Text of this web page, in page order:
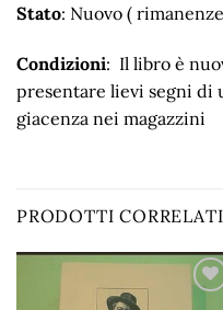
Stato: Nuovo (
Condizioni: Il libro è
presentare lievi segni di
giacenza nei magazzini
PRODOTTI CORRELATI